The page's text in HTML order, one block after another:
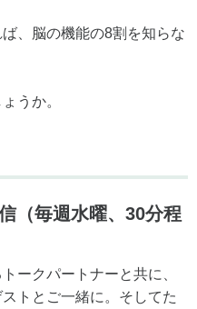
、脳の機能の8割を知らな
うか。
（毎週水曜、30分程
ークパートナーと共に、
トとご一緒に。そしてた